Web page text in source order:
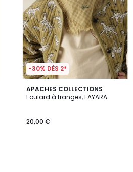
-30% DÈS 2*
APACHES COLLECTIONS
Foulard à franges, FAYARA
20,00 €